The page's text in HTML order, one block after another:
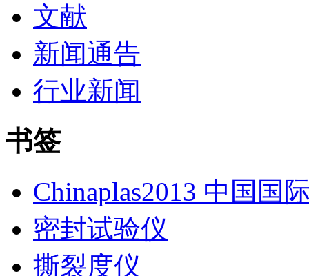
文献
新闻通告
行业新闻
书签
Chinaplas2013 中国国
密封试验仪
撕裂度仪